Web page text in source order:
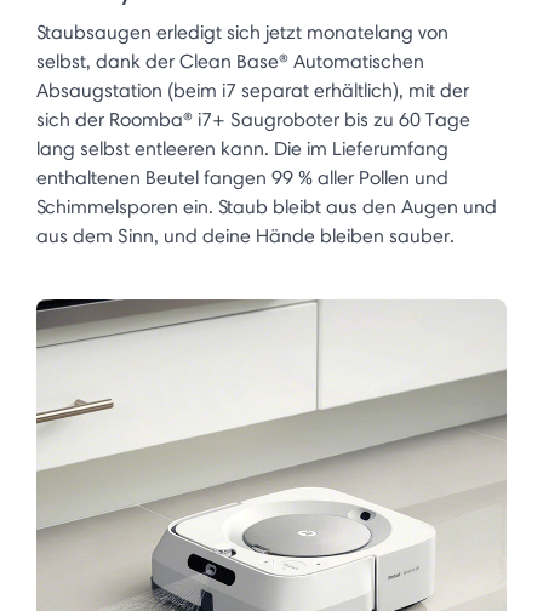
Staubsaugen erledigt sich jetzt monatelang von
selbst, dank der Clean Base® Automatischen
Absaugstation (beim i7 separat erhältlich), mit der
sich der Roomba® i7+ Saugroboter bis zu 60 Tage
lang selbst entleeren kann. Die im Lieferumfang
enthaltenen Beutel fangen 99 % aller Pollen und
Schimmelsporen ein. Staub bleibt aus den Augen und
aus dem Sinn, und deine Hände bleiben sauber.